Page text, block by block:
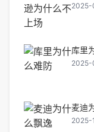
2025-
库里
麦迪
2025-